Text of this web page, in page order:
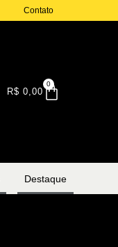
Contato
R$ 0,00
0
Destaque